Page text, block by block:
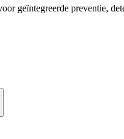
geïntegreerde preventie,